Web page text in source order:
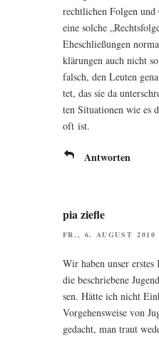
recht­li­chen Fol­gen
eine sol­che
Ehe­schlie­ßun­gen
klä­run­gen auch nicht
falsch, den Leu­ten
tet, das sie da
ten Situa­tio­nen wie es
oft ist.
Antworten
pia ziefle
FR., 6. AUGUST 2010
Wir haben unser
die beschrie­be­ne
sen. Hät­te ich nicht
Vor­ge­hens­wei­se von
gedacht, man traut